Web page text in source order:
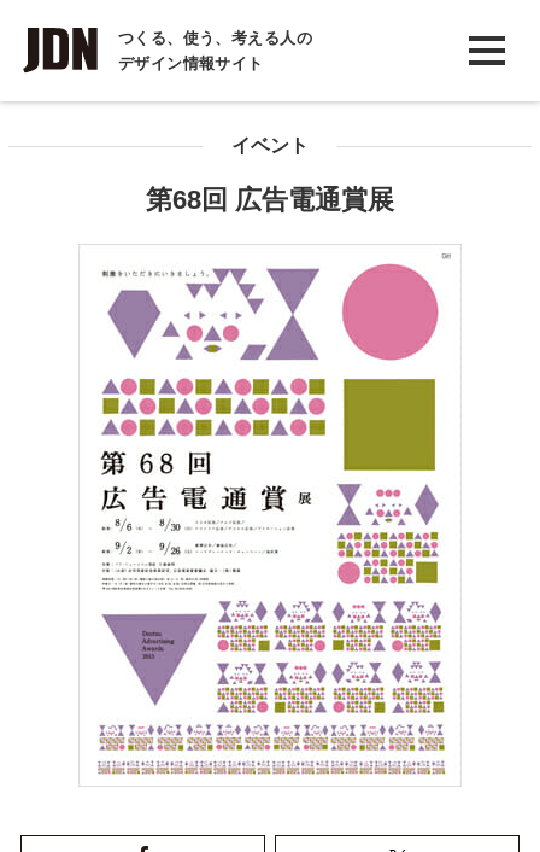
つくる、使う、考える人の
デザイン情報サイト
INTERVIEW
インタビュー
イベント
第68回 広告電通賞展